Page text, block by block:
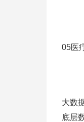
05医
大数
底层